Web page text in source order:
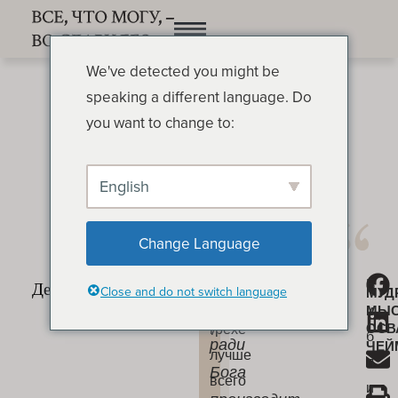
Покаяние
ОСВАЛЬД ЧЕЙМБЕРС
Покаяние
7
«Ибо
ради
Бога
во
грехе
лучше
всего
Б
и
б
л
и
We've detected you might be
speaking a different language. Do
you want to change to:
English
Change Language
Close and do not switch language